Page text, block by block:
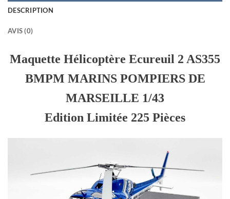
DESCRIPTION
AVIS (0)
Maquette Hélicoptère Ecureuil 2 AS355
BMPM MARINS POMPIERS DE
MARSEILLE 1/43
Edition Limitée 225 Pièces